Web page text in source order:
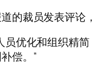
的裁员发表评论
员优化和组织精
偿。”